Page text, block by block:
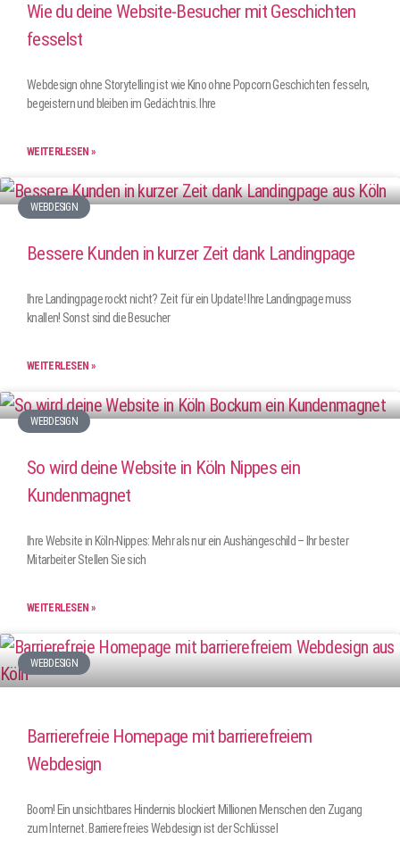
Wie du deine Website-Besucher mit Geschichten
fesselst
Webdesign ohne Storytelling ist wie Kino ohne Popcorn Geschichten fesseln,
begeistern und bleiben im Gedächtnis. Ihre
WEITERLESEN »
WEBDESIGN
Bessere Kunden in kurzer Zeit dank Landingpage
Ihre Landingpage rockt nicht? Zeit für ein Update! Ihre Landingpage muss
knallen! Sonst sind die Besucher
WEITERLESEN »
WEBDESIGN
So wird deine Website in Köln Nippes ein
Kundenmagnet
Ihre Website in Köln-Nippes: Mehr als nur ein Aushängeschild – Ihr bester
Mitarbeiter Stellen Sie sich
WEITERLESEN »
WEBDESIGN
Barrierefreie Homepage mit barrierefreiem
Webdesign
Boom! Ein unsichtbares Hindernis blockiert Millionen Menschen den Zugang
zum Internet. Barrierefreies Webdesign ist der Schlüssel